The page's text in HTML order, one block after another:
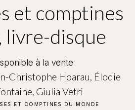
et comptines
livre-disque
à la vente
Christophe Hoarau Élodie
Giulia Vetri
ET COMPTINES DU MONDE